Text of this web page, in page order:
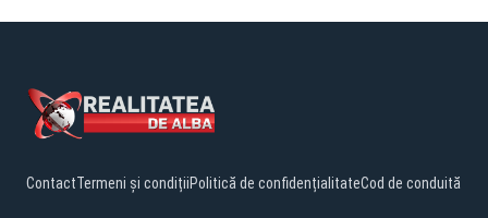
ContactTermeni și condițiiPolitică de confidențialitateCod de conduită